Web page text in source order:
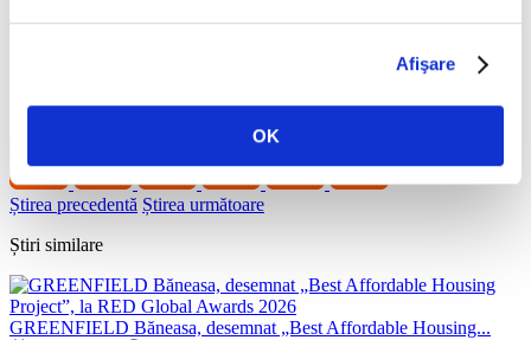
Afişare
OK
credite de investiții, emitere de acțiuni noi și de obligațiuni.
Știrea precedentă Știrea următoare
Știri similare
GREENFIELD Băneasa, desemnat „Best Affordable Housing...